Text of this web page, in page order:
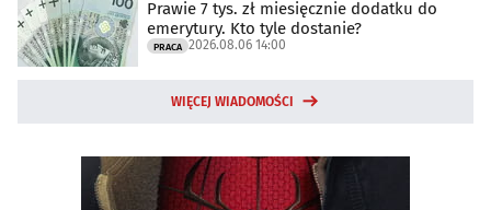
Prawie 7 tys. zł miesięcznie dodatku do
emerytury. Kto tyle dostanie?
PRACA 2026.08.06 14:00
WIĘCEJ WIADOMOŚCI